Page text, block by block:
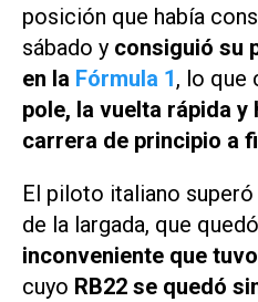
posición que había
sábado y consiguió su
en la Fórmula 1, lo que
pole, la vuelta rápida y
carrera de principio a
El piloto italiano
de la largada, que
inconveniente que
cuyo RB22 se quedó